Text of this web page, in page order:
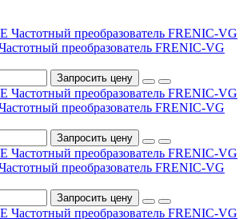
преобразователь FRENIC-VG
Запросить цену
преобразователь FRENIC-VG
Запросить цену
преобразователь FRENIC-VG
Запросить цену